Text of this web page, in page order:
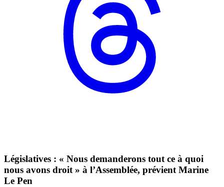
Législatives : « Nous demanderons tout ce à quoi
nous avons droit » à l’Assemblée, prévient Marine
Le Pen